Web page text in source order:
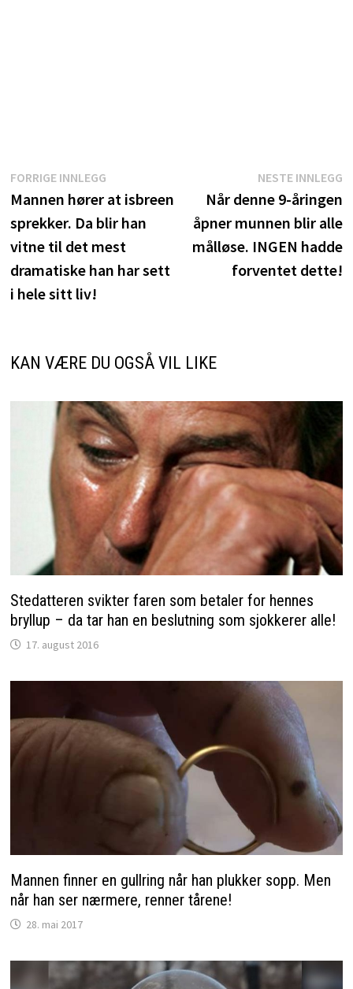
Innleggsnavigasjon
FORRIGE INNLEGGForrige
innlegg:
Mannen hører at isbreen
sprekker. Da blir han
vitne til det mest
dramatiske han har sett
i hele sitt liv!
NESTE INNLEGG
Når denne 9-åringen
åpner munnen blir alle
målløse. INGEN hadde
forventet dette!
KAN VÆRE DU OGSÅ VIL LIKE
Stedatteren svikter faren som betaler for hennes
bryllup – da tar han en beslutning som sjokkerer alle!
17. august 2016
Mannen finner en gullring når han plukker sopp. Men
når han ser nærmere, renner tårene!
28. mai 2017